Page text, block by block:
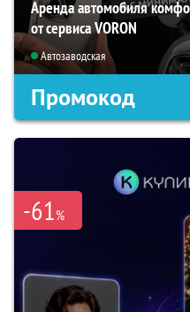
Аренда автомобиля
от сервиса VORON
Автозаводская
Промокод
-61%